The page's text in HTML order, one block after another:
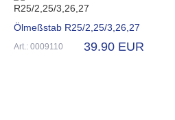
Ölmeßstab R25/2,25/3,26,27
Art.: 0009110 39.90 EUR